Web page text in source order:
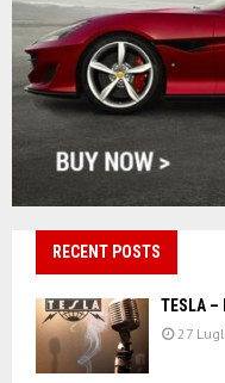
RECENT POSTS
TESLA
27